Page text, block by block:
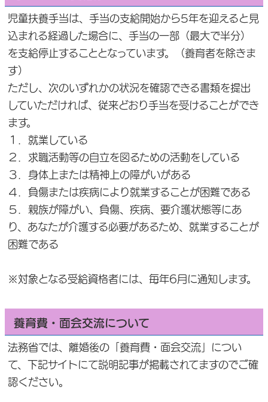
児童扶養手当は、手当の支給開始から5年を迎えると見
込まれる経過した場合に、手当の一部（最大で半分）
を支給停止することとなっています。（養育者を除きま
す）
ただし、次のいずれかの状況を確認できる書類を提出
していただければ、従来どおり手当を受けることができ
ます。
１．就業している
２．求職活動等の自立を図るための活動をしている
３．身体上または精神上の障がいがある
４．負傷または疾病により就業することが困難である
５．親族が障がい、負傷、疾病、要介護状態等にあ
り、あなたが介護する必要があるため、就業することが
困難である
※対象となる受給資格者には、毎年6月に通知します。
養育費・面会交流について
法務省では、離婚後の「養育費・面会交流」につい
て、下記サイトにて説明記事が掲載されてますのでご確
認ください。